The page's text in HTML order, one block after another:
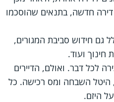
דירה חדשה, בתנאים שהוסכמו
גם חידוש סביבת המגורים,
חינוך ועוד.
לכל דבר. ואולם, הדיירים
השבחה ומס רכישה. כל
היזם.